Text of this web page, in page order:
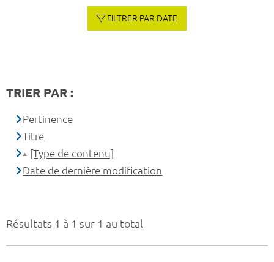
Résultats 1 à 1 sur 1 au total
FILTRER PAR DATE
TRIER PAR :
Pertinence
Titre
[Type de contenu]
Date de dernière modification